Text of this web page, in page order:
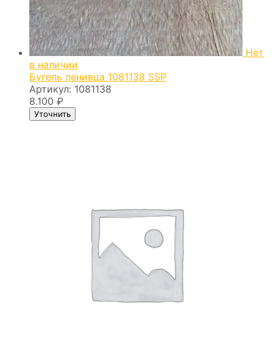
Нет
в наличии
Бугель ленивца 1081138 SSP
Артикул: 1081138
8.100 ₽
Уточнить